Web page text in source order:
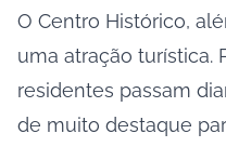
O Centro Histórico,
uma atração turística.
residentes passam
de muito destaque